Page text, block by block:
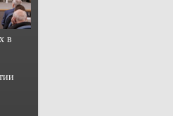
в